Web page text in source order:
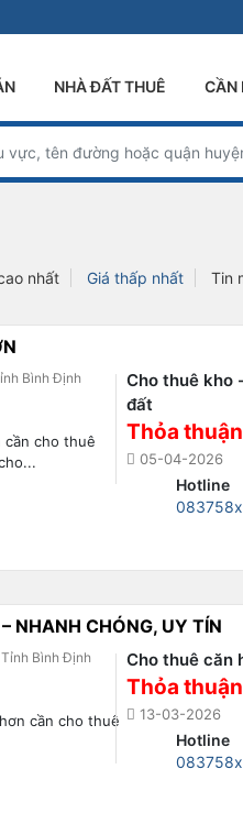
NHÀ ĐẤT THUÊ CẦN
nhất Giá thấp nhất Tin
Bình Định
cần cho thuê
Cho thuê kho
đất
Thỏa thuận
05-04-2026
Hotline
NHANH CHÓNG, UY TÍN
Bình Định
cần cho thuê
Cho thuê căn
Thỏa thuận
13-03-2026
Hotline